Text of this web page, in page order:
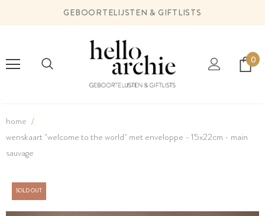
GEBOORTELIJSTEN & GIFTLISTS
0
home
wenskaart "welcome to the world" met enveloppe - 15x22cm - main
sauvage
SOLD OUT